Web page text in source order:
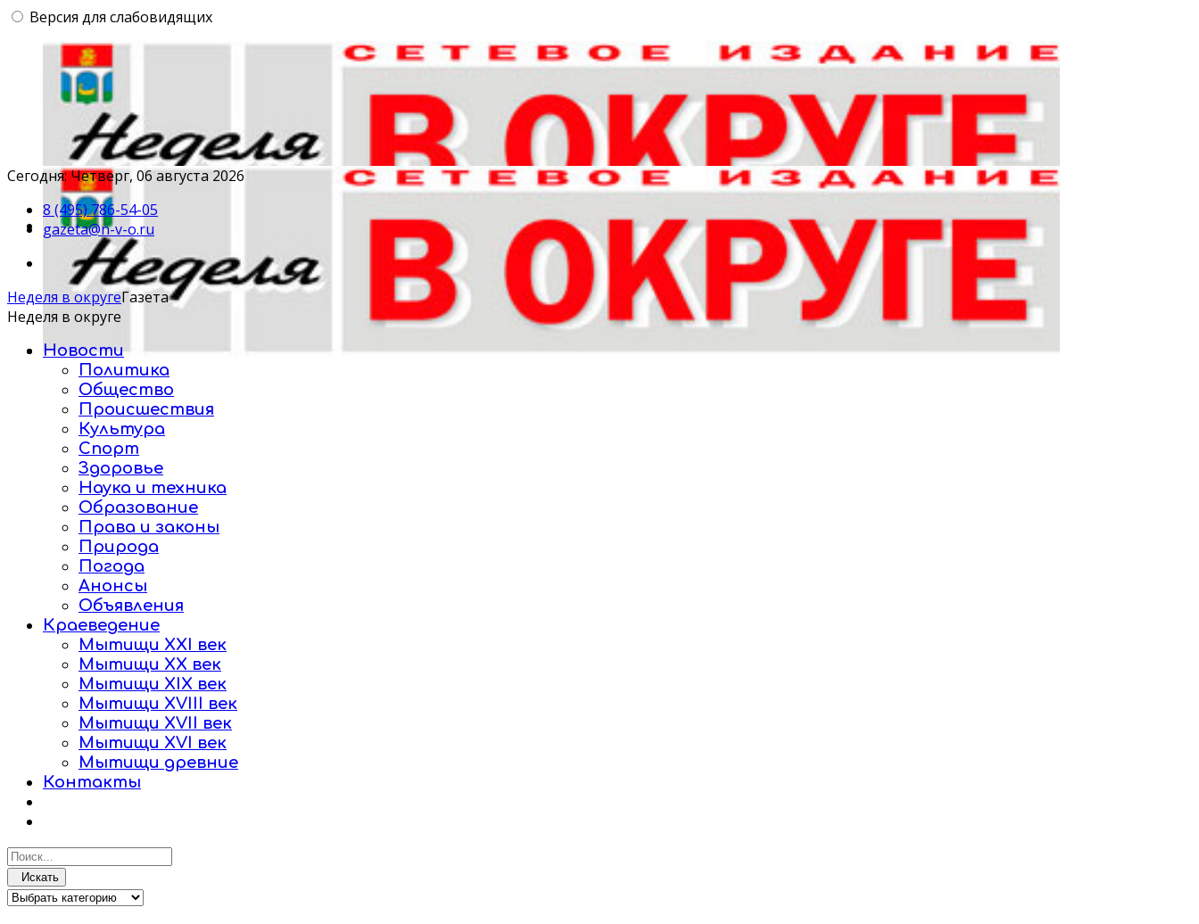
Версия для слабовидящих
Сегодня: Четверг, 06 августа 2026
8 (495) 786-54-05
gazeta@n-v-o.ru
Неделя в округеГазета
Неделя в округе
Новости
Политика
Общество
Происшествия
Культура
Спорт
Здоровье
Наука и техника
Образование
Права и законы
Природа
Погода
Анонсы
Объявления
Краеведение
Мытищи XXI век
Мытищи XX век
Мытищи XIX век
Мытищи XVIII век
Мытищи XVII век
Мытищи XVI век
Мытищи древние
Контакты
Искать